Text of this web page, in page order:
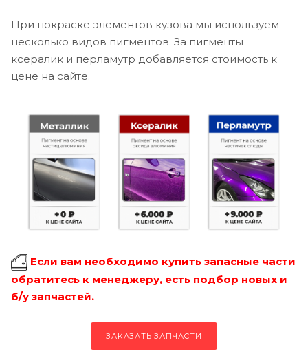
При покраске элементов кузова мы используем
несколько видов пигментов. За пигменты
ксералик и перламутр добавляется стоимость к
цене на сайте.
Если вам необходимо купить запасные части
обратитесь к менеджеру, есть подбор новых и
б/у запчастей.
ЗАКАЗАТЬ ЗАПЧАСТИ